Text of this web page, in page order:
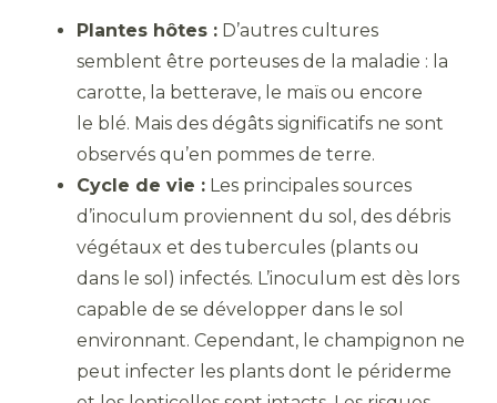
Plantes hôtes : D’autres cultures
semblent être porteuses de la maladie : la
carotte, la betterave, le maïs ou encore
le blé. Mais des dégâts significatifs ne sont
observés qu’en pommes de terre.
Cycle de vie : Les principales sources
d’inoculum proviennent du sol, des débris
végétaux et des tubercules (plants ou
dans le sol) infectés. L’inoculum est dès lors
capable de se développer dans le sol
environnant. Cependant, le champignon ne
peut infecter les plants dont le périderme